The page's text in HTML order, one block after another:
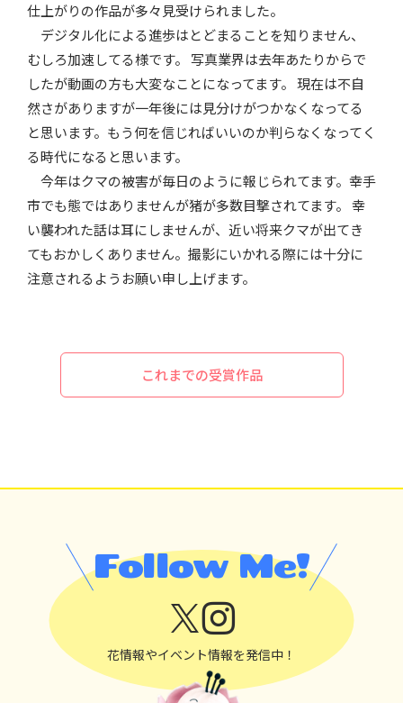
仕上がりの作品が多々見受けられました。
デジタル化による進歩はとどまることを知りません、
むしろ加速してる様です。 写真業界は去年あたりからで
したが動画の方も大変なことになってます。 現在は不自
然さがありますが一年後には見分けがつかなくなってる
と思います。もう何を信じればいいのか判らなくなってく
る時代になると思います。
今年はクマの被害が毎日のように報じられてます。幸手
市でも態ではありませんが猪が多数目撃されてます。 幸
い襲われた話は耳にしませんが、近い将来クマが出てき
てもおかしくありません。撮影にいかれる際には十分に
注意されるようお願い申し上げます。
これまでの受賞作品
Follow Me!
花情報やイベント情報を発信中！